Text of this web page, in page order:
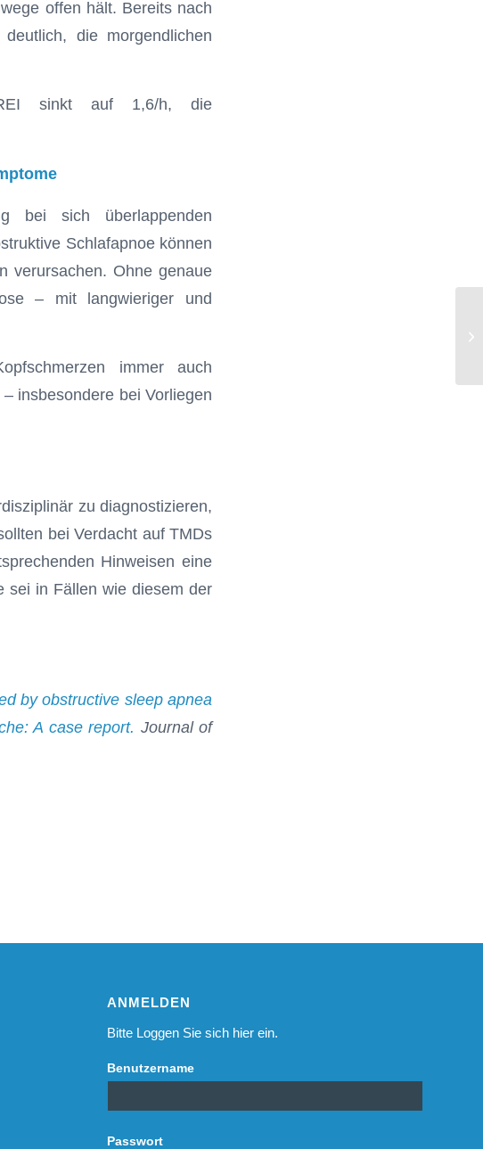
offen hält. Bereits nach
die morgendlichen
sinkt auf 1,6/h, die
bei sich überlappenden
Schlafapnoe können
verursachen. Ohne genaue
– mit langwieriger und
immer auch
insbesondere bei Vorliegen
zu diagnostizieren,
bei Verdacht auf TMDs
Hinweisen eine
sei in Fällen wie diesem der
by obstructive sleep apnea
A case report. Journal of
ANMELDEN
Bitte Loggen Sie sich hier ein.
Benutzername
Passwort